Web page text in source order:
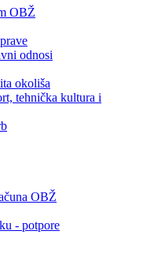
OBŽ
odnosi
okoliša
tehnička kultura i
OBŽ
- potpore